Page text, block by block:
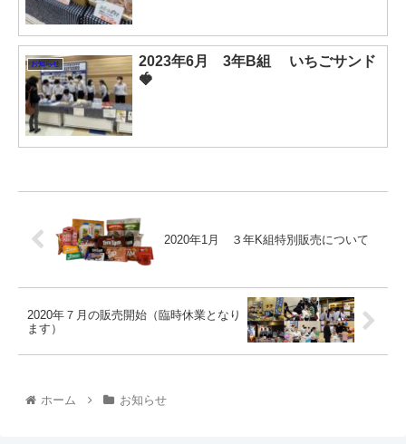
お知らせ
2023年6月 3年B組 いちごサンド
🍓
2020年1月 ３年K組特別販売について
2020年７月の販売開始（臨時休業となり
ます）
ホーム お知らせ